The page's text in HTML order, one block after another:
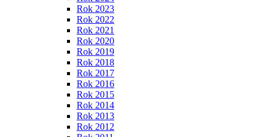
Rok 2023
Rok 2022
Rok 2021
Rok 2020
Rok 2019
Rok 2018
Rok 2017
Rok 2016
Rok 2015
Rok 2014
Rok 2013
Rok 2012